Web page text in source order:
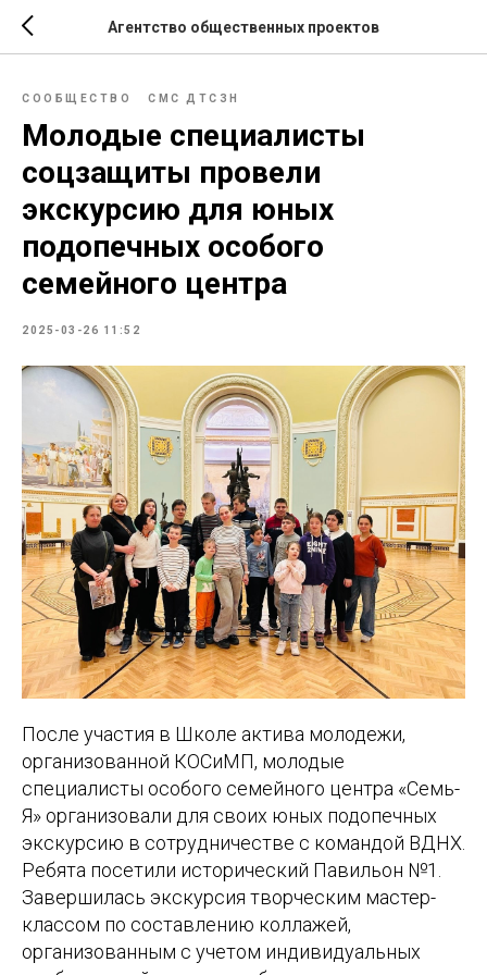
Агентство общественных проектов
СООБЩЕСТВО СМС ДТСЗН
Молодые специалисты
соцзащиты провели
экскурсию для юных
подопечных особого
семейного центра
2025-03-26 11:52
После участия в Школе актива молодежи,
организованной КОСиМП, молодые
специалисты особого семейного центра «Семь-
Я» организовали для своих юных подопечных
экскурсию в сотрудничестве с командой ВДНХ.
Ребята посетили исторический Павильон №1.
Завершилась экскурсия творческим мастер-
классом по составлению коллажей,
организованным с учетом индивидуальных